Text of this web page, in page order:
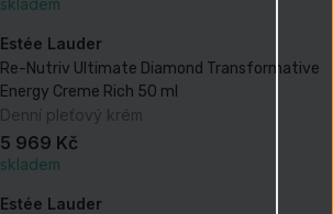
Estée Lauder
Re-Nutriv Ultimate Diamond Transformative
Energy Creme Rich 50 ml
Denní pleťový krém
5 969 Kč
skladem
Estée Lauder